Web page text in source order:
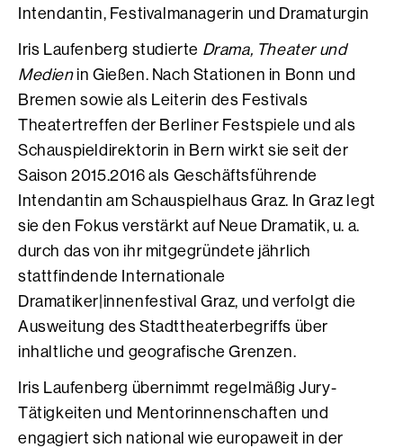
Intendantin, Festivalmanagerin und Dramaturgin
Iris Laufenberg studierte Drama, Theater und
Medienin Gießen. Nach Stationen in Bonn und
Bremen sowie als Leiterin des Festivals
Theatertreffen der Berliner Festspiele und als
Schauspieldirektorin in Bern wirkt sie seit der
Saison 2015.2016 als Geschäftsführende
Intendantin am Schauspielhaus Graz. In Graz legt
sie den Fokus verstärkt auf Neue Dramatik, u. a.
durch das von ihr mitgegründete jährlich
stattfindende Internationale
Dramatiker|innenfestival Graz, und verfolgt die
Ausweitung des Stadttheaterbegriffs über
inhaltliche und geografische Grenzen.
Iris Laufenberg übernimmt regelmäßig Jury-
Tätigkeiten und Mentorinnenschaften und
engagiert sich national wie europaweit in der